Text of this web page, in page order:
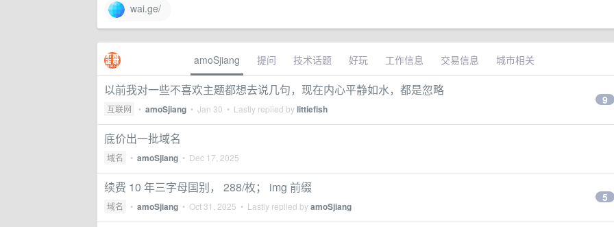
wai.ge/
amoSjiang 提问 技术话题 好玩 工作信息 交易信息 城市相关
以前我对一些不喜欢主题都想去说几句，现在内心平静如水，都是忽略
互联网 • amoSjiang • Jan 30 • Lastly replied bylittiefish
9
底价出一批域名
域名 • amoSjiang • Dec 17, 2025
续费 10 年三字母国别， 288/枚； img 前缀
域名 • amoSjiang • Oct 31, 2025 • Lastly replied byamoSjiang
5